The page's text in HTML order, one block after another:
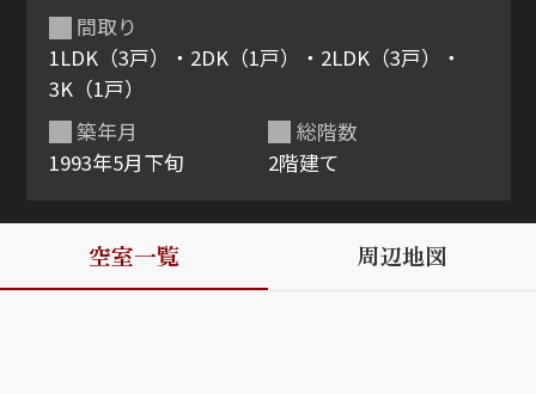
ShaMaison STYLE
築年月
1993年5月下旬
間取り
1LDK（3戸）・2DK（1戸）・2LDK（3戸）・
3K（1戸）
総階数
2階建て
空室一覧 周辺地図